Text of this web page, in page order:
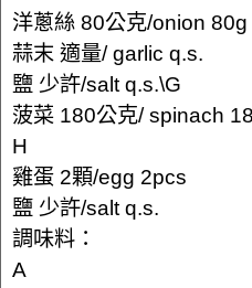
洋蔥絲 80公克/onion 80g
蒜末 適量/ garlic q.s.
鹽 少許/salt q.s.\G
菠菜 180公克/ spinach
H
雞蛋 2顆/egg 2pcs
鹽 少許/salt q.s.
調味料：
A